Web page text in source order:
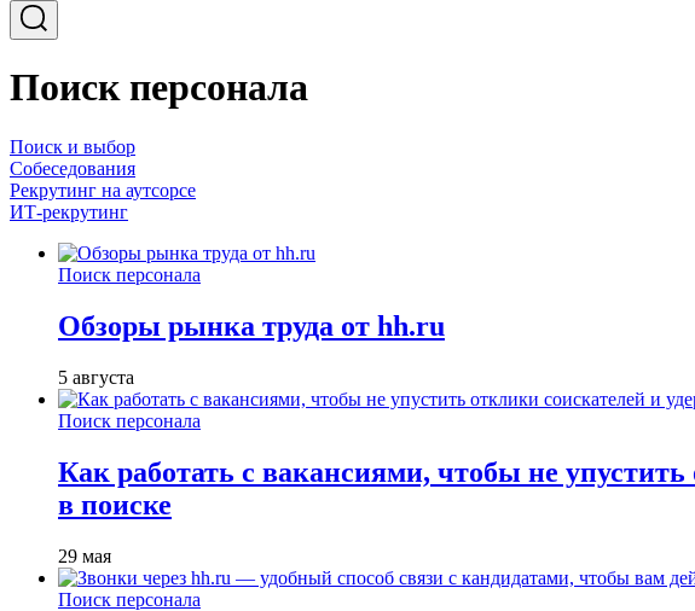
Поиск персонала
Поиск и выбор
Собеседования
Рекрутинг на аутсорсе
ИТ-рекрутинг
Поиск персонала
Обзоры рынка труда от hh.ru
5 августа
Поиск персонала
Как работать с вакансиями, чтобы не
в поиске
29 мая
Поиск персонала